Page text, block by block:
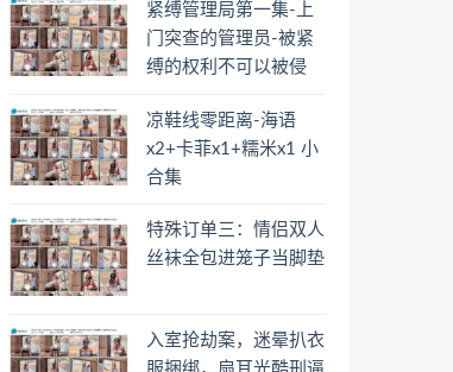
紧缚管理局第一集-上
门突查的管理员-被紧
缚的权利不可以被侵
凉鞋线零距离-海语
x2+卡菲x1+糯米x1 小
合集
特殊订单三：情侣双人
丝袜全包进笼子当脚垫
入室抢劫案，迷晕扒衣